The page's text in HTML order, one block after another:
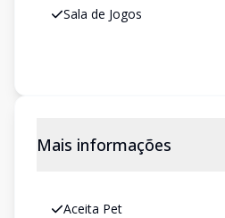
Sala de Jogos
Mais informações
Aceita Pet